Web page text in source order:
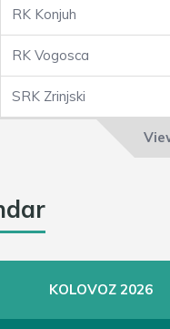
RK Konjuh
RK Vogosca
SRK Zrinjski
KOLOVOZ 2026